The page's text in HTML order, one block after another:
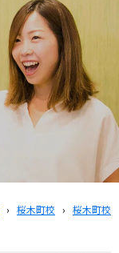
› 桜木町校 › 桜木町校